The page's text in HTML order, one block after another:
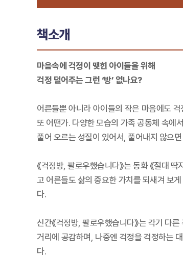
책소개
마음속에 걱정이 맺힌 아이들을 위해
걱정 덜어주는 그런 ‘방’ 없나요?
어른들뿐 아니라 아이들의 작은 마음에도
또 어떤가. 다양한 모습의 가족 공동체 속에
풀어 오르는 성질이 있어서, 풀어내지 않으
《걱정방, 팔로우했습니다》는 동화 《절대
고 어른들도 삶의 중요한 가치를 되새겨 보
다.
신간《걱정방, 팔로우했습니다》는 각기 다
거리에 공감하며, 나중엔 걱정을 걱정하는
다.